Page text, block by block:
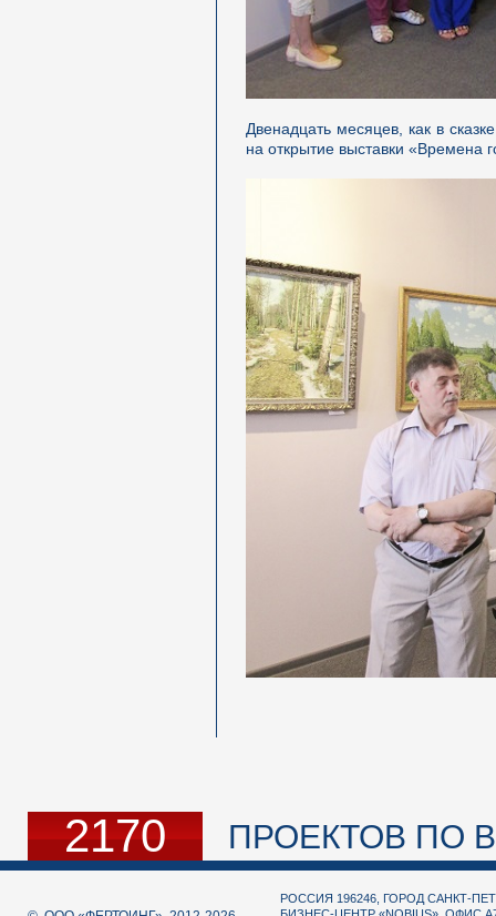
Двенадцать месяцев, как в
на открытие выставки «Времена
2170 ПРОЕКТОВ ПО
РОССИЯ 196246, ГОРОД САНКТ-